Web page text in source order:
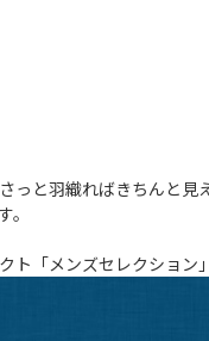
と羽織ればきちんと見え
ト「メンズセレクショ